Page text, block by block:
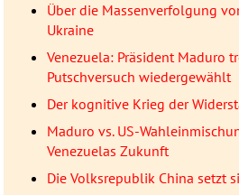
Über die Massenverfolgung
Ukraine
Venezuela: Präsident Maduro
Putschversuch wiedergewählt
Der kognitive Krieg der
Maduro vs. US-
Venezuelas Zukunft
Die Volksrepublik China setzt